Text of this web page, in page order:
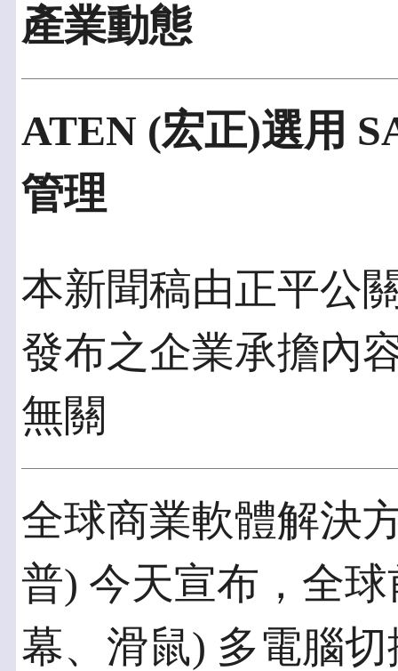
產業動態
ATEN (宏正)選用
管理
本新聞稿由正平公
發布之企業承擔內
無關
全球商業軟體解決
普) 今天宣布，全
幕、滑鼠) 多電腦